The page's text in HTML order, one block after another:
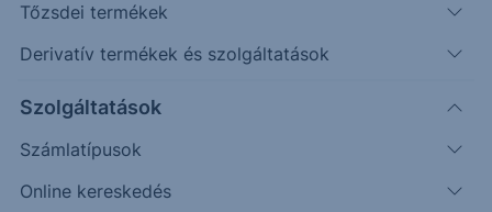
Tőzsdei termékek
Derivatív termékek és szolgáltatások
Szolgáltatások
Számlatípusok
Online kereskedés
Határozottan tört az emelkedő csatorna, egy